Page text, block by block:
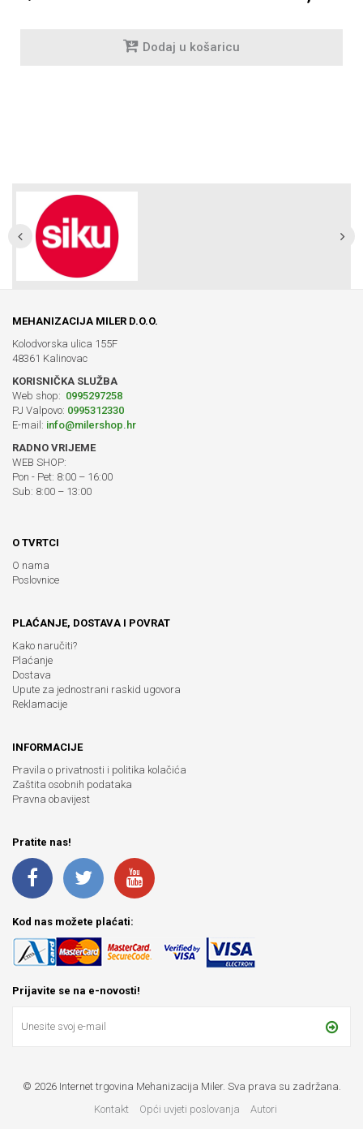
Dodaj u košaricu
MEHANIZACIJA MILER D.O.O.
Kolodvorska ulica 155F
48361 Kalinovac
KORISNIČKA SLUŽBA
Web shop: 0995297258
PJ Valpovo: 0995312330
E-mail: info@milershop.hr
RADNO VRIJEME
WEB SHOP:
Pon - Pet: 8:00 – 16:00
Sub: 8:00 – 13:00
O TVRTCI
O nama
Poslovnice
PLAĆANJE, DOSTAVA I POVRAT
Kako naručiti?
Plaćanje
Dostava
Upute za jednostrani raskid ugovora
Reklamacije
INFORMACIJE
Pravila o privatnosti i politika kolačića
Zaštita osobnih podataka
Pravna obavijest
Pratite nas!
Kod nas možete plaćati:
Prijavite se na e-novosti!
© 2026 Internet trgovina Mehanizacija Miler. Sva prava su zadržana.
Kontakt
Opći uvjeti poslovanja Autori